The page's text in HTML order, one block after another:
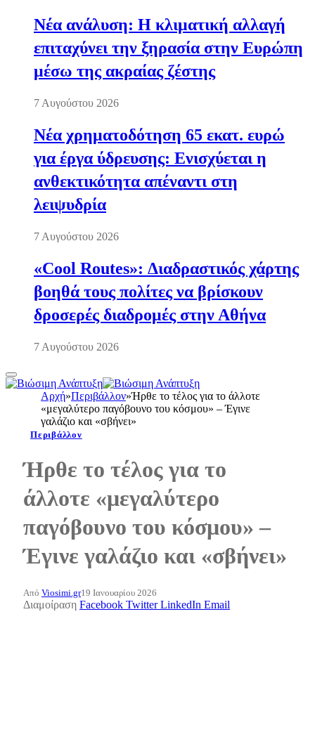
Νέα ανάλυση: Η κλιματική αλλαγή
επιταχύνει την ξηρασία στην Ευρώπη
μέσω της ακραίας ζέστης
7 Αυγούστου 2026
Νέα χρηματοδότηση 65 εκατ. ευρώ
για έργα ύδρευσης: Ενισχύεται η
ανθεκτικότητα απέναντι στη
λειψυδρία
7 Αυγούστου 2026
«Cool Routes»: Διαδραστικός χάρτης
βοηθά τους πολίτες να βρίσκουν
δροσερές διαδρομές στην Αθήνα
7 Αυγούστου 2026
Αρχή»Περιβάλλον»Ήρθε το τέλος για το άλλοτε
«μεγαλύτερο παγόβουνο του κόσμου» – Έγινε
γαλάζιο και «σβήνει»
Περιβάλλον
Ήρθε το τέλος για το
άλλοτε «μεγαλύτερο
παγόβουνο του κόσμου» –
Έγινε γαλάζιο και «σβήνει»
Από Viosimi.gr19 Ιανουαρίου 2026
Διαμοίραση Facebook Twitter LinkedIn Email